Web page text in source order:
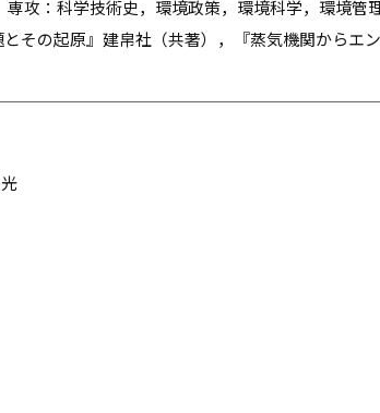
攻：科学技術史，環境政策，環境科学，環境管
その起原』建帛社（共著），『蒸気機関からエン